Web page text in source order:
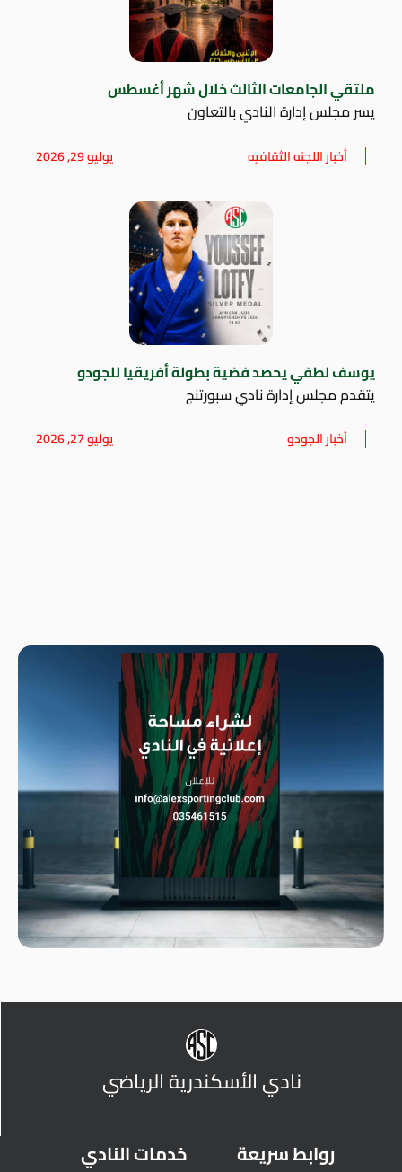
ملتقي الجامعات الثالث خلال شهر أغسطس
يسر مجلس إدارة النادي بالتعاون
أخبار اللجنه الثقافيه يوليو 29, 2026
يوسف لطفي يحصد فضية بطولة أفريقيا للجودو
يتقدم مجلس إدارة نادي سبورتنج
أخبار الجودو يوليو 27, 2026
نادي الأسكندرية الرياضي
روابط سريعة خدمات النادي